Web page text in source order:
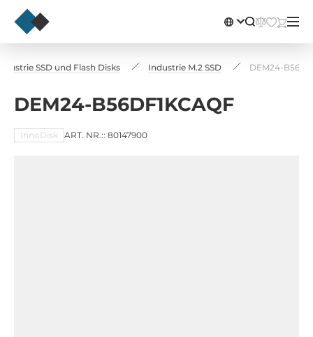
SSD und Flash Disks Industrie M.2 SSD DEM24-
DEM24-B56DF1KCAQF
InnoDisk ART. NR.:: 80147900